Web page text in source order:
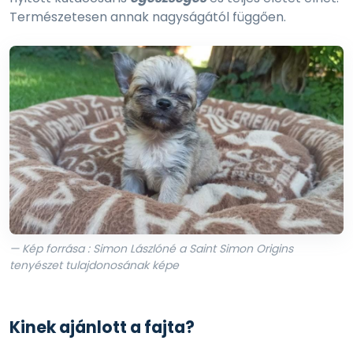
Természetesen annak nagyságától függően.
— Kép forrása : Simon Lászlóné a Saint Simon Origins
tenyészet tulajdonosának képe
Kinek ajánlott a fajta?